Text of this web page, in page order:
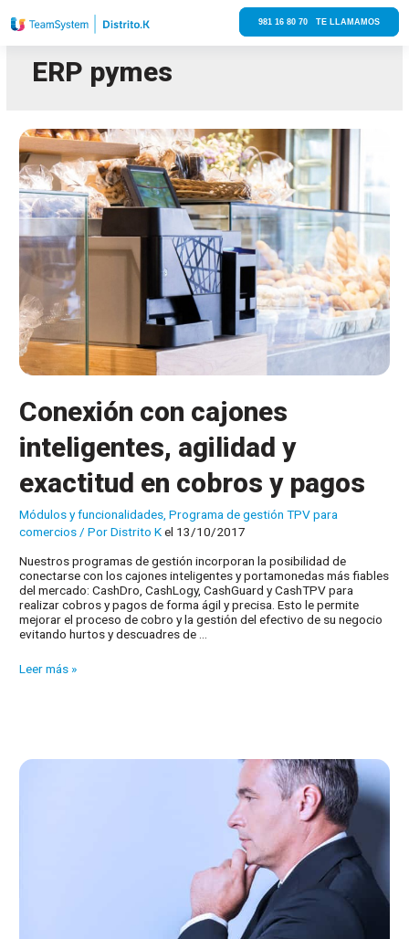
981 16 80 70 TE LLAMAMOS
ERP pymes
Conexión con cajones
inteligentes, agilidad y
exactitud en cobros y pagos
Módulos y funcionalidades,Programa de gestión TPV para
comercios/ PorDistrito Kel 13/10/2017
Nuestros programas de gestión incorporan la posibilidad de
conectarse con los cajones inteligentes y portamonedas más fiables
del mercado: CashDro, CashLogy, CashGuard y CashTPV para
realizar cobros y pagos de forma ágil y precisa. Esto le permite
mejorar el proceso de cobro y la gestión del efectivo de su negocio
evitando hurtos y descuadres de …
Conexión
en
Leer más »